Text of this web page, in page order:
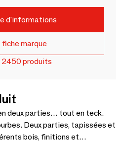
d'informations
fiche marque
2450 produits
deux parties… tout en teck.
Deux parties, tapissées et
bois, finitions et